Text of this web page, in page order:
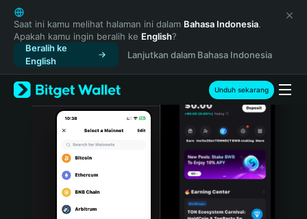
English
日本語
Tiếng Việt
Русский
Español (Latinoamérica)
Türkçe
Italiano
Português (Portugal)
Bahasa Indonesia
Saat ini kamu melihat halaman ini dalam Bahasa Indonesia.
Apakah kamu ingin beralih ke English?
Beralih ke
English
Lanjutkan dalam Bahasa Indonesia
Unduh sekarang